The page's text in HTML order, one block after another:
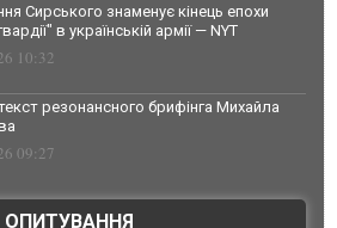
Сирського знаменує кінець епохи
в українській армії — NYT
10:32
резонансного брифінга Михайла
09:27
ОПИТУВАННЯ